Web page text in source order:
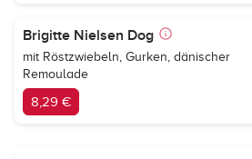
Brigitte Nielsen Dog
mit Röstzwiebeln, Gurken, dänischer
Remoulade
8,29 €